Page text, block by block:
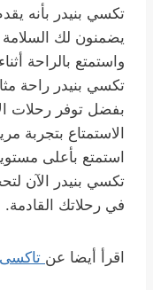
تكسي بنيدر بأنه
يضمنون لك السلامة
واستمتع بالراحة
تكسي بنيدر راحة
بفضل توفر رحلات
الاستمتاع بتجربة
استمتع بأعلى
تكسي بنيدر الآن
في رحلاتك القادمة.
اقرأ أيضا عن تاكسى